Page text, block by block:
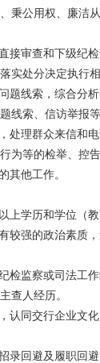
秉公用权、廉洁
审查和下级纪检
实处分决定执行
线索，综合分析
线索、信访举报
理群众来信和电
为等的检举、控
他工作。
学历和学位（教
强的政治素质，
监察或司法工作
查人经历。
同交行企业文化
回避及履职回避